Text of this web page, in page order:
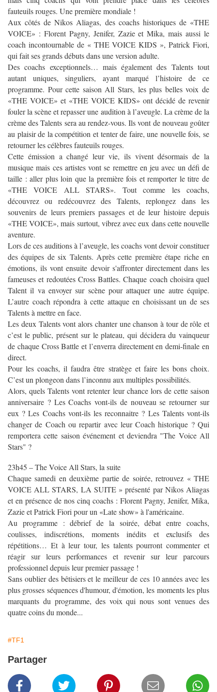
fauteuils rouges. Une première mondiale !
Aux côtés de Nikos Aliagas, des coachs historiques de «THE
VOICE» : Florent Pagny, Jenifer, Zazie et Mika, mais aussi le
coach incontournable de « THE VOICE KIDS », Patrick Fiori,
qui fait ses grands débuts dans une version adulte.
Des coachs exceptionnels… mais également des Talents tout
autant uniques, singuliers, ayant marqué l’histoire de ce
programme. Pour cette saison All Stars, les plus belles voix de
«THE VOICE» et «THE VOICE KIDS» ont décidé de revenir
fouler la scène et repasser une audition à l’aveugle. La crème de la
crème des Talents sera au rendez-vous. Ils vont de nouveau goûter
au plaisir de la compétition et tenter de faire, une nouvelle fois, se
retourner les célèbres fauteuils rouges.
Cette émission a changé leur vie, ils vivent désormais de la
musique mais ces artistes vont se remettre en jeu avec un défi de
taille : aller plus loin que la première fois et remporter le titre de
«THE VOICE ALL STARS». Tout comme les coachs,
découvrez ou redécouvrez des Talents, replongez dans les
souvenirs de leurs premiers passages et de leur histoire depuis
«THE VOICE», mais surtout, vibrez avec eux dans cette nouvelle
aventure.
Lors de ces auditions à l’aveugle, les coachs vont devoir constituer
des équipes de six Talents. Après cette première étape riche en
émotions, ils vont ensuite devoir s'affronter directement dans les
fameuses et redoutées Cross Battles. Chaque coach choisira quel
Talent il va envoyer sur scène pour attaquer une autre équipe.
L’autre coach répondra à cette attaque en choisissant un de ses
Talents à mettre en face.
Les deux Talents vont alors chanter une chanson à tour de rôle et
c’est le public, présent sur le plateau, qui décidera du vainqueur
de chaque Cross Battle et l’enverra directement en demi-finale en
direct.
Pour les coachs, il faudra être stratège et faire les bons choix.
C’est un plongeon dans l’inconnu aux multiples possibilités.
Alors, quels Talents vont retenter leur chance lors de cette saison
anniversaire ? Les Coachs vont-ils de nouveau se retourner sur
eux ? Les Coachs vont-ils les reconnaitre ? Les Talents vont-ils
changer de Coach ou repartir avec leur Coach historique ? Qui
remportera cette saison événement et deviendra "The Voice All
Stars" ?
23h45 – The Voice All Stars, la suite
Chaque samedi en deuxième partie de soirée, retrouvez « THE
VOICE ALL STARS, LA SUITE » présenté par Nikos Aliagas
et en présence de nos cinq coachs : Florent Pagny, Jenifer, Mika,
Zazie et Patrick Fiori pour un «Late show» à l'américaine.
Au programme : débrief de la soirée, débat entre coachs,
coulisses, indiscrétions, moments inédits et exclusifs des
répétitions… Et à leur tour, les talents pourront commenter et
réagir sur leurs performances et revenir sur leur parcours
professionnel depuis leur premier passage !
Sans oublier des bêtisiers et le meilleur de ces 10 années avec les
plus grosses séquences d'humour, d'émotion, les moments les plus
marquants du programme, des voix qui nous sont venues des
quatre coins du monde...
#TF1
Partager